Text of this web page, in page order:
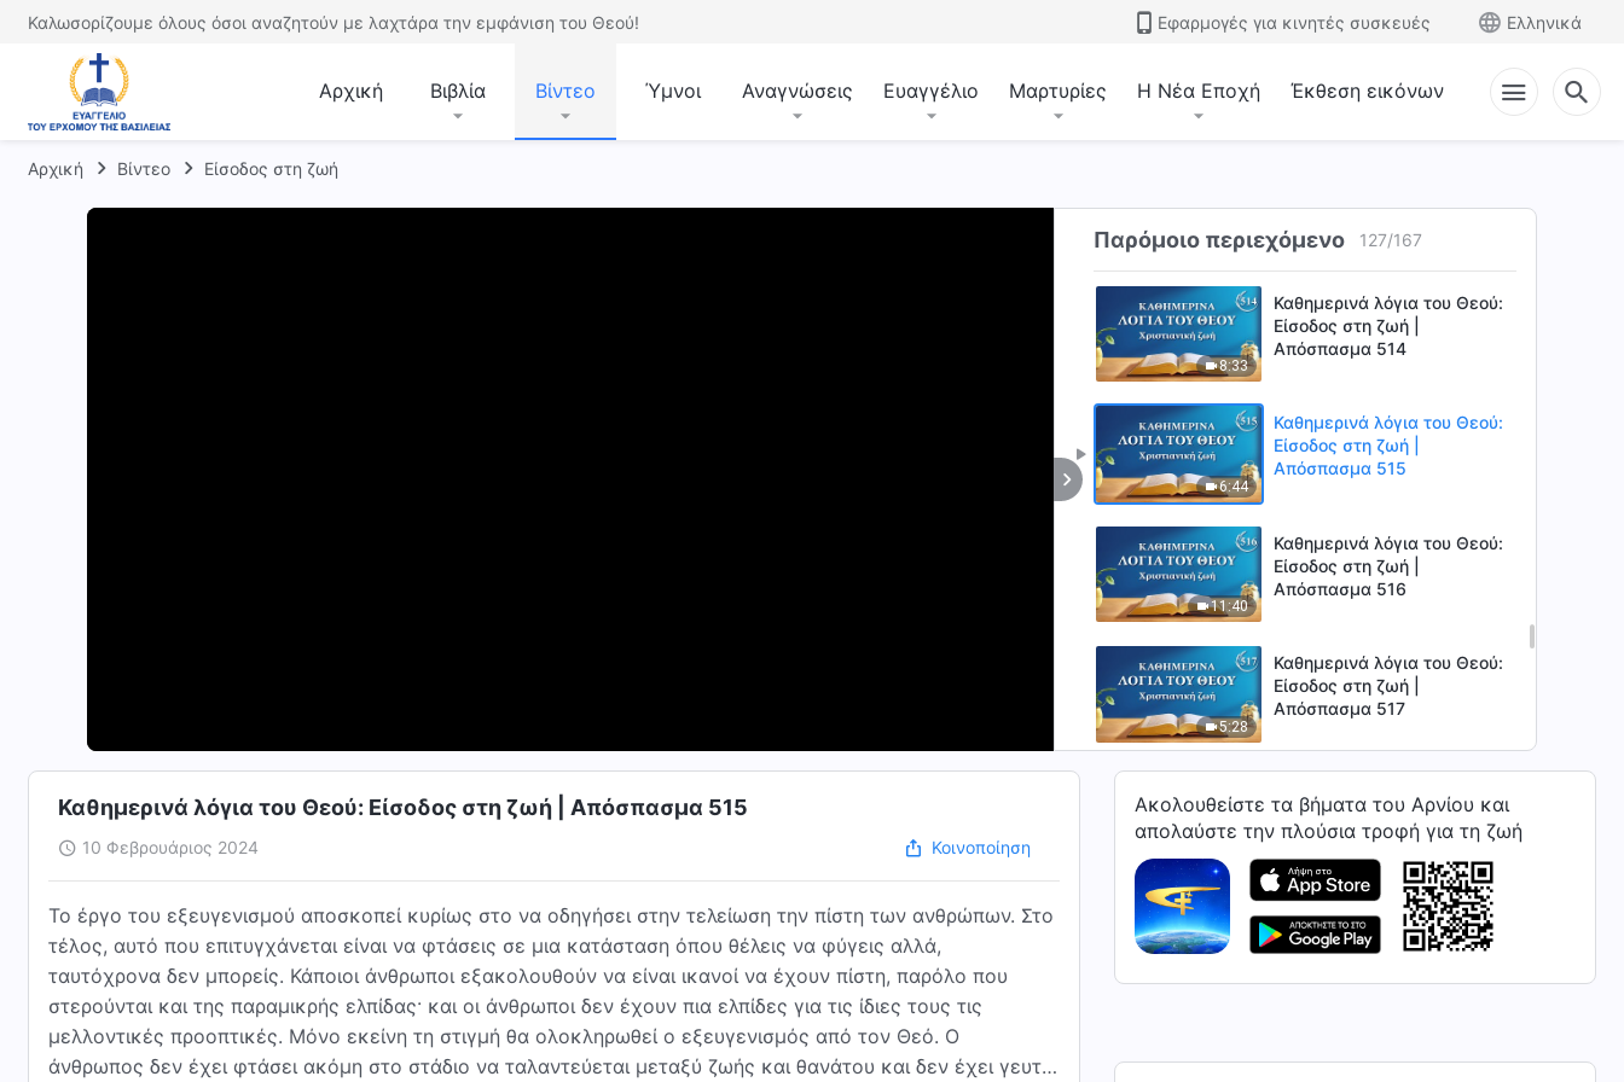
Καλωσορίζουμε όλους όσοι αναζητούν με λαχτάρα την εμφάνιση του Θεού! Εφαρμογές για κινητές συσκευές Ελληνικά
Αρχική Βιβλία Βίντεο Ύμνοι Αναγνώσεις Ευαγγέλιο Μαρτυρίες Η Νέα Εποχή Έκθεση εικόνων
Αρχική Βίντεο Είσοδος στη ζωή
Παρόμοιο περιεχόμενο 127/167
Είσοδος στη ζωή |
Απόσπασμα 512
11:39
Είσοδος στη ζωή |
Απόσπασμα 513
8:33
Καθημερινά λόγια του Θεού:
Είσοδος στη ζωή |
Απόσπασμα 514
6:44
Καθημερινά λόγια του Θεού:
Είσοδος στη ζωή |
Απόσπασμα 515
11:40
Καθημερινά λόγια του Θεού:
Είσοδος στη ζωή |
Απόσπασμα 516
5:28
Καθημερινά λόγια του Θεού:
Είσοδος στη ζωή |
Απόσπασμα 517
Είσοδος στη ζωή |
Απόσπασμα 518
Καθημερινά λόγια του Θεού:
Είσοδος στη ζωή |
Απόσπασμα 519
Απόσπασμα 520
Καθημερινά λόγια του Θεού: Είσοδος στη ζωή | Απόσπασμα 515
10 Φεβρουάριος 2024 Κοινοποίηση
Το έργο του εξευγενισμού αποσκοπεί κυρίως στο να οδηγήσει στην τελείωση την πίστη των ανθρώπων. Στο
τέλος, αυτό που επιτυγχάνεται είναι να φτάσεις σε μια κατάσταση όπου θέλεις να φύγεις αλλά,
ταυτόχρονα δεν μπορείς. Κάποιοι άνθρωποι εξακολουθούν να είναι ικανοί να έχουν πίστη, παρόλο που
στερούνται και της παραμικρής ελπίδας· και οι άνθρωποι δεν έχουν πια ελπίδες για τις ίδιες τους τις
μελλοντικές προοπτικές. Μόνο εκείνη τη στιγμή θα ολοκληρωθεί ο εξευγενισμός από τον Θεό. Ο
άνθρωπος δεν έχει φτάσει ακόμη στο στάδιο να ταλαντεύεται μεταξύ ζωής και θανάτου και δεν έχει γευτεί
Ακολουθείστε τα βήματα του Αρνίου και
απολαύστε την πλούσια τροφή για τη ζωή